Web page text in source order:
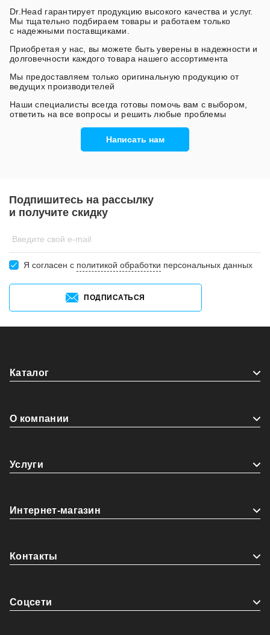
Dr.Head гарантирует продукцию высокого качества и услуг.
Мы тщательно подбираем товары и работаем только
с надежными поставщиками.
Приобретая у нас, вы можете быть уверены в надежности и
долговечности каждого товара нашего ассортимента
Мы предоставляем только оригинальную продукцию от
ведущих производителей
Наши специалисты всегда готовы помочь вам с выбором,
ответить на все вопросы и решить любые проблемы
Написать нам
Подпишитесь на рассылку
и получите скидку
Введите свой e-mail
Я согласен c политикой обработки персональных данных
ПОДПИСАТЬСЯ
Каталог
О компании
Услуги
Интернет-магазин
Контакты
Coцсети